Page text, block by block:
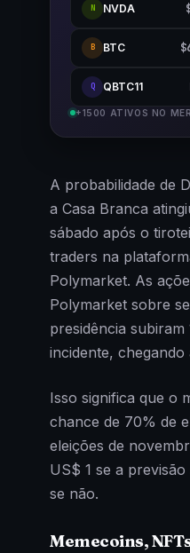
N NVDA
B BTC
Q QBTC11
+1500 ATIVOS NO
A probabilidade de
a Casa Branca
sábado após o
traders na
Polymarket. As
Polymarket sobre
presidência
incidente,
Isso significa que o
chance de 70% de
eleições de
US$ 1 se a
se não.
Memecoins,